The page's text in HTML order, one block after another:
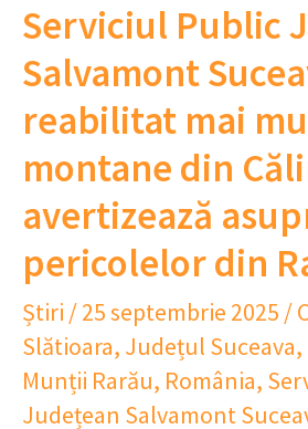
Serviciul Public
Salvamont
reabilitat mai
montane din
avertizează
pericolelor din
Știri /25 septembrie 2025 /
Slătioara, Județul Suceava,
Munții Rarău, România,
Județean Salvamont